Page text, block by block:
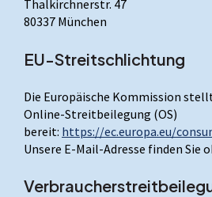
Thalkirchnerstr. 47
80337 München
EU-Streitschlichtung
Die Europäische Kommission
Online-Streitbeilegung (OS)
bereit: https://ec.europa.eu/
Unsere E-Mail-Adresse finden Sie